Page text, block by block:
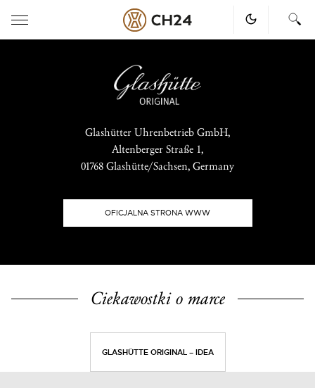
Glashütter Uhrenbetrieb GmbH,
Altenberger Straße 1,
01768 Glashütte/Sachsen, Germany
OFICJALNA STRONA WWW
Ciekawostki o marce
GLASHÜTTE ORIGINAL – IDEA